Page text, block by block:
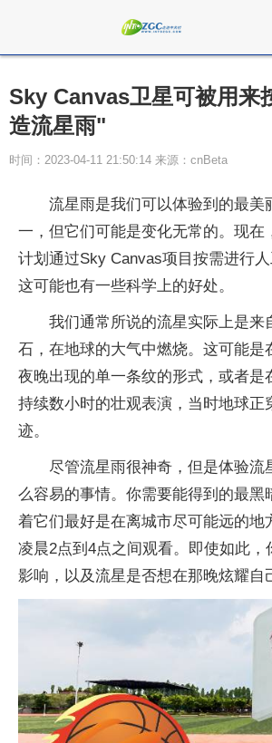
Sky Canvas卫星可被用来
造流星雨"
时间：2023-04-11 21:50:14 来源：cnBeta
流星雨是我们可以体验到的最美
一，但它们可能是变化无常的。现在
计划通过Sky Canvas项目按需进行
这可能也有一些科学上的好处。
我们通常所说的流星实际上是来
石，在地球的大气中燃烧。这可能是
夜晚出现的单一条纹的形式，或者是
持续数小时的壮观表演，当时地球正
迹。
尽管流星雨很神奇，但是体验流
么容易的事情。你需要能得到的最黑
着它们最好是在离城市尽可能远的地
凌晨2点到4点之间观看。即使如此，
影响，以及流星是否想在那晚炫耀自